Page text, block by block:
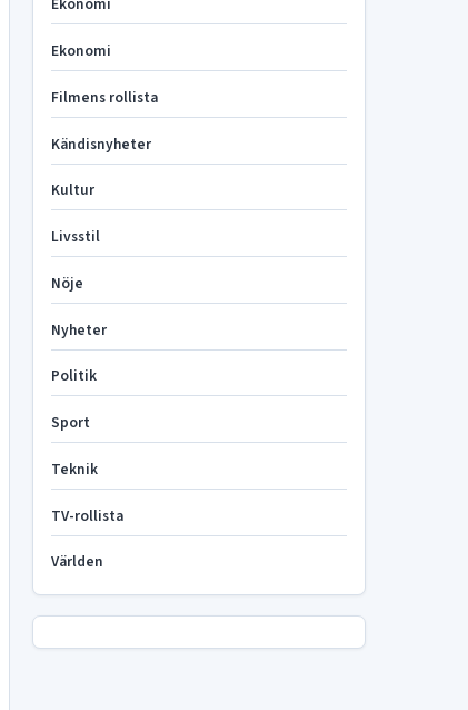
Ekonomi
Filmens rollista
Kändisnyheter
Kultur
Livsstil
Nöje
Nyheter
Politik
Sport
Teknik
TV-rollista
Världen